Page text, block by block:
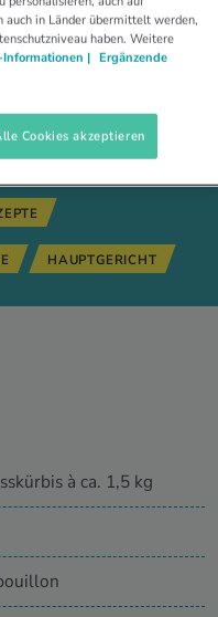
HAUPTGERICHT
à ca. 1,5 kg
in Länder übermittelt werden,
haben. Weitere
Informationen | Ergänzende
Cookies akzeptieren